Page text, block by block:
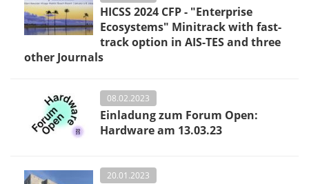
HICSS 2024 CFP - "Enterprise
Ecosystems" Minitrack with fast-
track option in AIS-TES and three
other Journals
08.02.2023
Einladung zum Forum Open:
Hardware am 13.03.23
20.01.2023